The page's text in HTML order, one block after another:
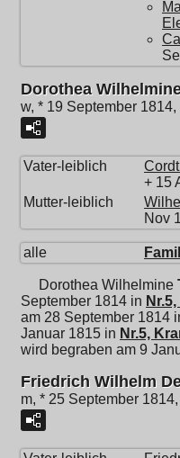
Dorothea
w, * 19 September
Vater-leiblich
+ 15
Mutter-leiblich
Nov
alle
Dorothea Wilhelmine
September 1814 in
am 28 September 1814
Januar 1815 in Nr.5,
wird begraben am 9
Friedrich Wilhelm
m, * 25 September